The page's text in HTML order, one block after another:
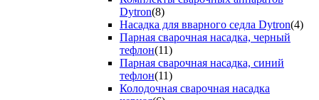
Dytron(8)
Насадка для вварного седла Dytron(4)
Парная сварочная насадка, черный
тефлон(11)
Парная сварочная насадка, синий
тефлон(11)
Колодочная сварочная насадка